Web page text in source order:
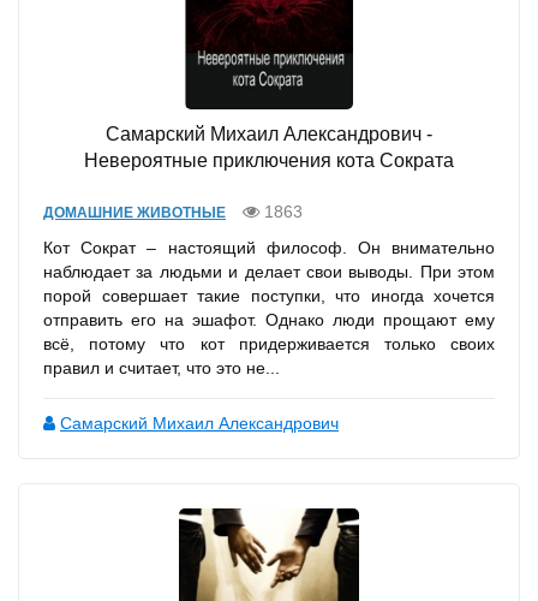
Самарский Михаил Александрович -
Невероятные приключения кота Сократа
ДОМАШНИЕ ЖИВОТНЫЕ
1863
Кот Сократ – настоящий философ. Он внимательно
наблюдает за людьми и делает свои выводы. При этом
порой совершает такие поступки, что иногда хочется
отправить его на эшафот. Однако люди прощают ему
всё, потому что кот придерживается только своих
правил и считает, что это не...
Самарский Михаил Александрович